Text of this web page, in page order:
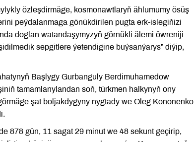
özleşdirmäge, kosmonawtlaryň ählumumy ösüş
peýdalanmaga gönükdirilen pugta erk-islegiňizi
doglan watandaşymyzyň görnükli älemi öwreniji
sepgitlere ýetendigine buýsanýarys” diýip,
Başlygy Gurbanguly Berdimuhamedow
tamamlanylandan soň, türkmen halkynyň ony
şat boljakdygyny nygtady we Oleg Kononenko
878 gün, 11 sagat 29 minut we 48 sekunt geçirip,